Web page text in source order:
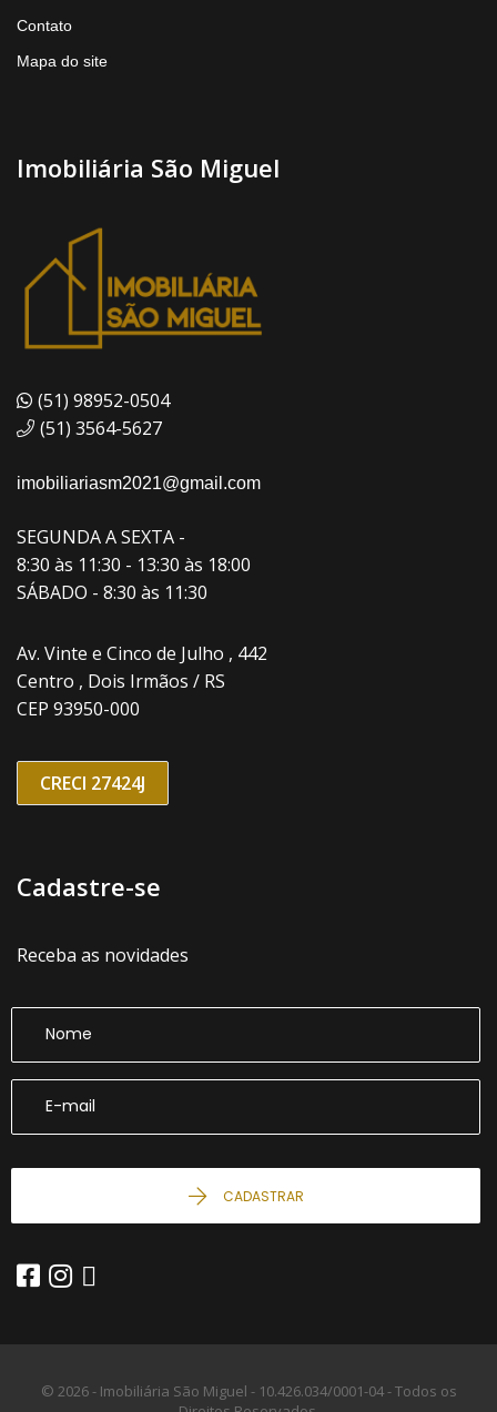
Contato
Mapa do site
Imobiliária São Miguel
(51) 98952-0504
(51) 3564-5627
imobiliariasm2021@gmail.com
SEGUNDA A SEXTA -
8:30 às 11:30 - 13:30 às 18:00
SÁBADO - 8:30 às 11:30
Av. Vinte e Cinco de Julho , 442
Centro , Dois Irmãos / RS
CEP 93950-000
CRECI 27424J
Cadastre-se
Receba as novidades
CADASTRAR
© 2026 - Imobiliária São Miguel - 10.426.034/0001-04 -Todos os